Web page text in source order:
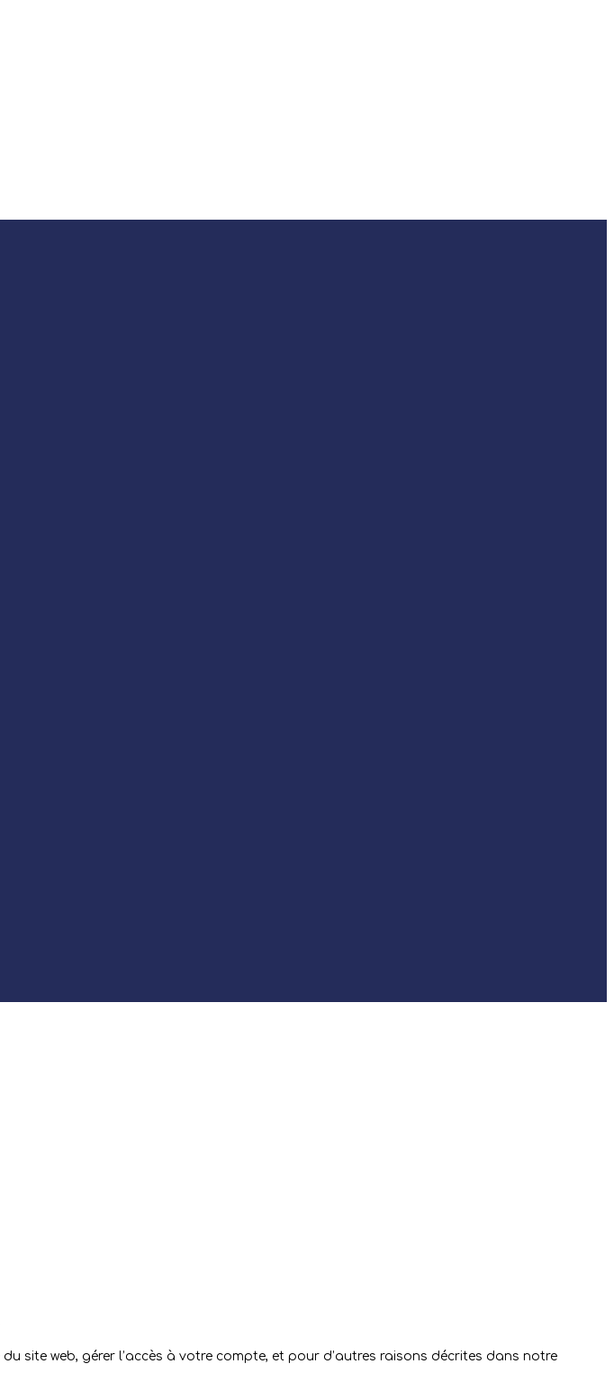
site web, gérer l’accès à votre compte, et pour d’autres raisons décrites dans notre